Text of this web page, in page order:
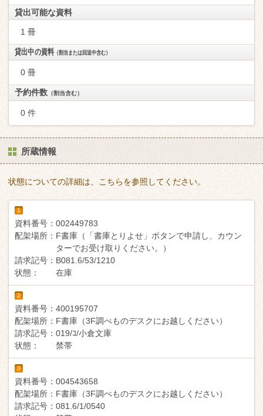
貸出可能な資料
1 冊
貸出中の資料（割当または回送中含む）
0 冊
予約件数 （割当含む）
0 件
所蔵情報
状態についての詳細は、こちらを参照してください。
1
資料番号： 002449783
配架場所： F書庫（「書庫とりよせ」ボタンで申請し、カウン
ターでお受け取りください。）
請求記号： B081.6/53/1210
状態：
在庫
2
資料番号： 400195707
配架場所： F書庫（3F調べものデスクにお越しください）
請求記号： 019/ｺ/小倉文庫
状態：
禁帯
3
資料番号： 004543658
配架場所： F書庫（3F調べものデスクにお越しください）
請求記号： 081.6/1/0540